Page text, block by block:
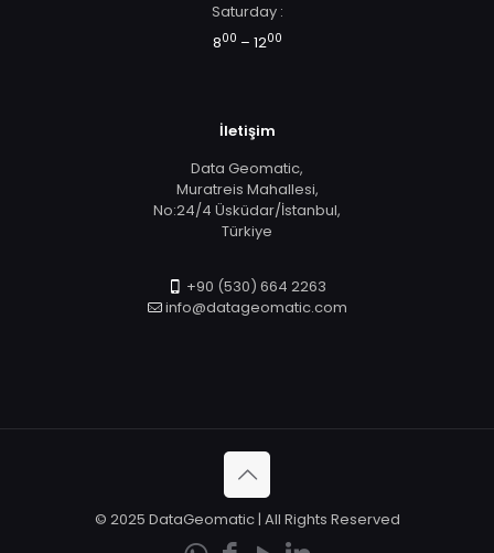
Saturday :
800 – 1200
İletişim
Data Geomatic,
Muratreis Mahallesi,
No:24/4 Üsküdar/İstanbul,
Türkiye
+90 (530) 664 2263
info@datageomatic.com
© 2025 DataGeomatic | All Rights Reserved